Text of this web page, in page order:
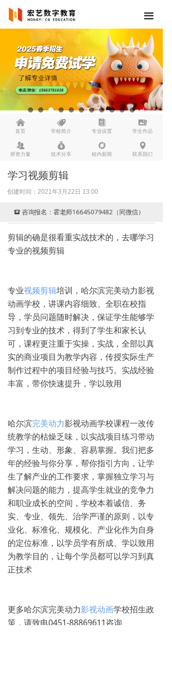
낀
首页
뀄
学校简介
뀴
专业设置
끡
学生作品
뀡
师资力量
낐
技术分享
넆
校内新闻
넹
联系我们
끀
学习视频剪辑
创建时间： 2021年3月22日 13:00
剪辑的确是很看重实战技术的，去哪学习
专业的视频剪辑​‌‌
专业视频剪辑培训，哈尔滨完美动力影视
动画学校，讲课内容细致、全职在校指
导，学员问题随时解决，保证学生能够学
习到专业的技术，得到了学生和家长认
可，课程更注重于实操，实战，全部以真
实的商业项目为教学内容，传授实际生产
制作过程中的项目经验与技巧。实战经验
丰富，带你快速提升，学以致用
哈尔滨完美动力影视动画学校课程一改传
统教学的枯燥乏味，以实战项目练习带动
学习，生动、形象、容易掌握。我们把多
年的经验与你分享，帮你指引方向，让学
生了解产业的工作要求，掌握独立学习与
解决问题的能力，提高学生就业的竞争力
和职业成长的空间，学校本着诚信、务
实、专业、领先、治学严谨的原则，以专
业化、标准化、规模化、产业化作为自身
的定位标准，以学员学有所成、学以致用
为教学目的，让每个学员都可以学习到真
正技术
更多哈尔滨完美动力影视动画学校招生政
策，请致电0451-88869611咨询
뀰 咨询报名：霍老师16645079482（同微信）